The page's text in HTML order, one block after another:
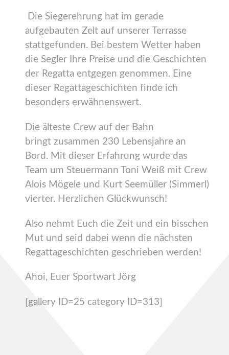
Die Siegerehrung hat im gerade
aufgebauten Zelt auf unserer Terrasse
stattgefunden. Bei bestem Wetter haben
die Segler Ihre Preise und die Geschichten
der Regatta entgegen genommen. Eine
dieser Regattageschichten finde ich
besonders erwähnenswert.
Die älteste Crew auf der Bahn
bringt zusammen 230 Lebensjahre an
Bord. Mit dieser Erfahrung wurde das
Team um Steuermann Toni Weiß mit Crew
Alois Mögele und Kurt Seemüller (Simmerl)
vierter. Herzlichen Glückwunsch!
Also nehmt Euch die Zeit und ein bisschen
Mut und seid dabei wenn die nächsten
Regattageschichten geschrieben werden!
Ahoi, Euer Sportwart Jörg
[gallery ID=25 category ID=313]